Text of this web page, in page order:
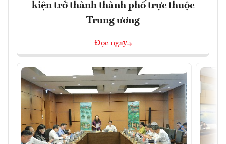
kiện trở thành thành phố trực thuộc
Trung ương
Đọc ngay